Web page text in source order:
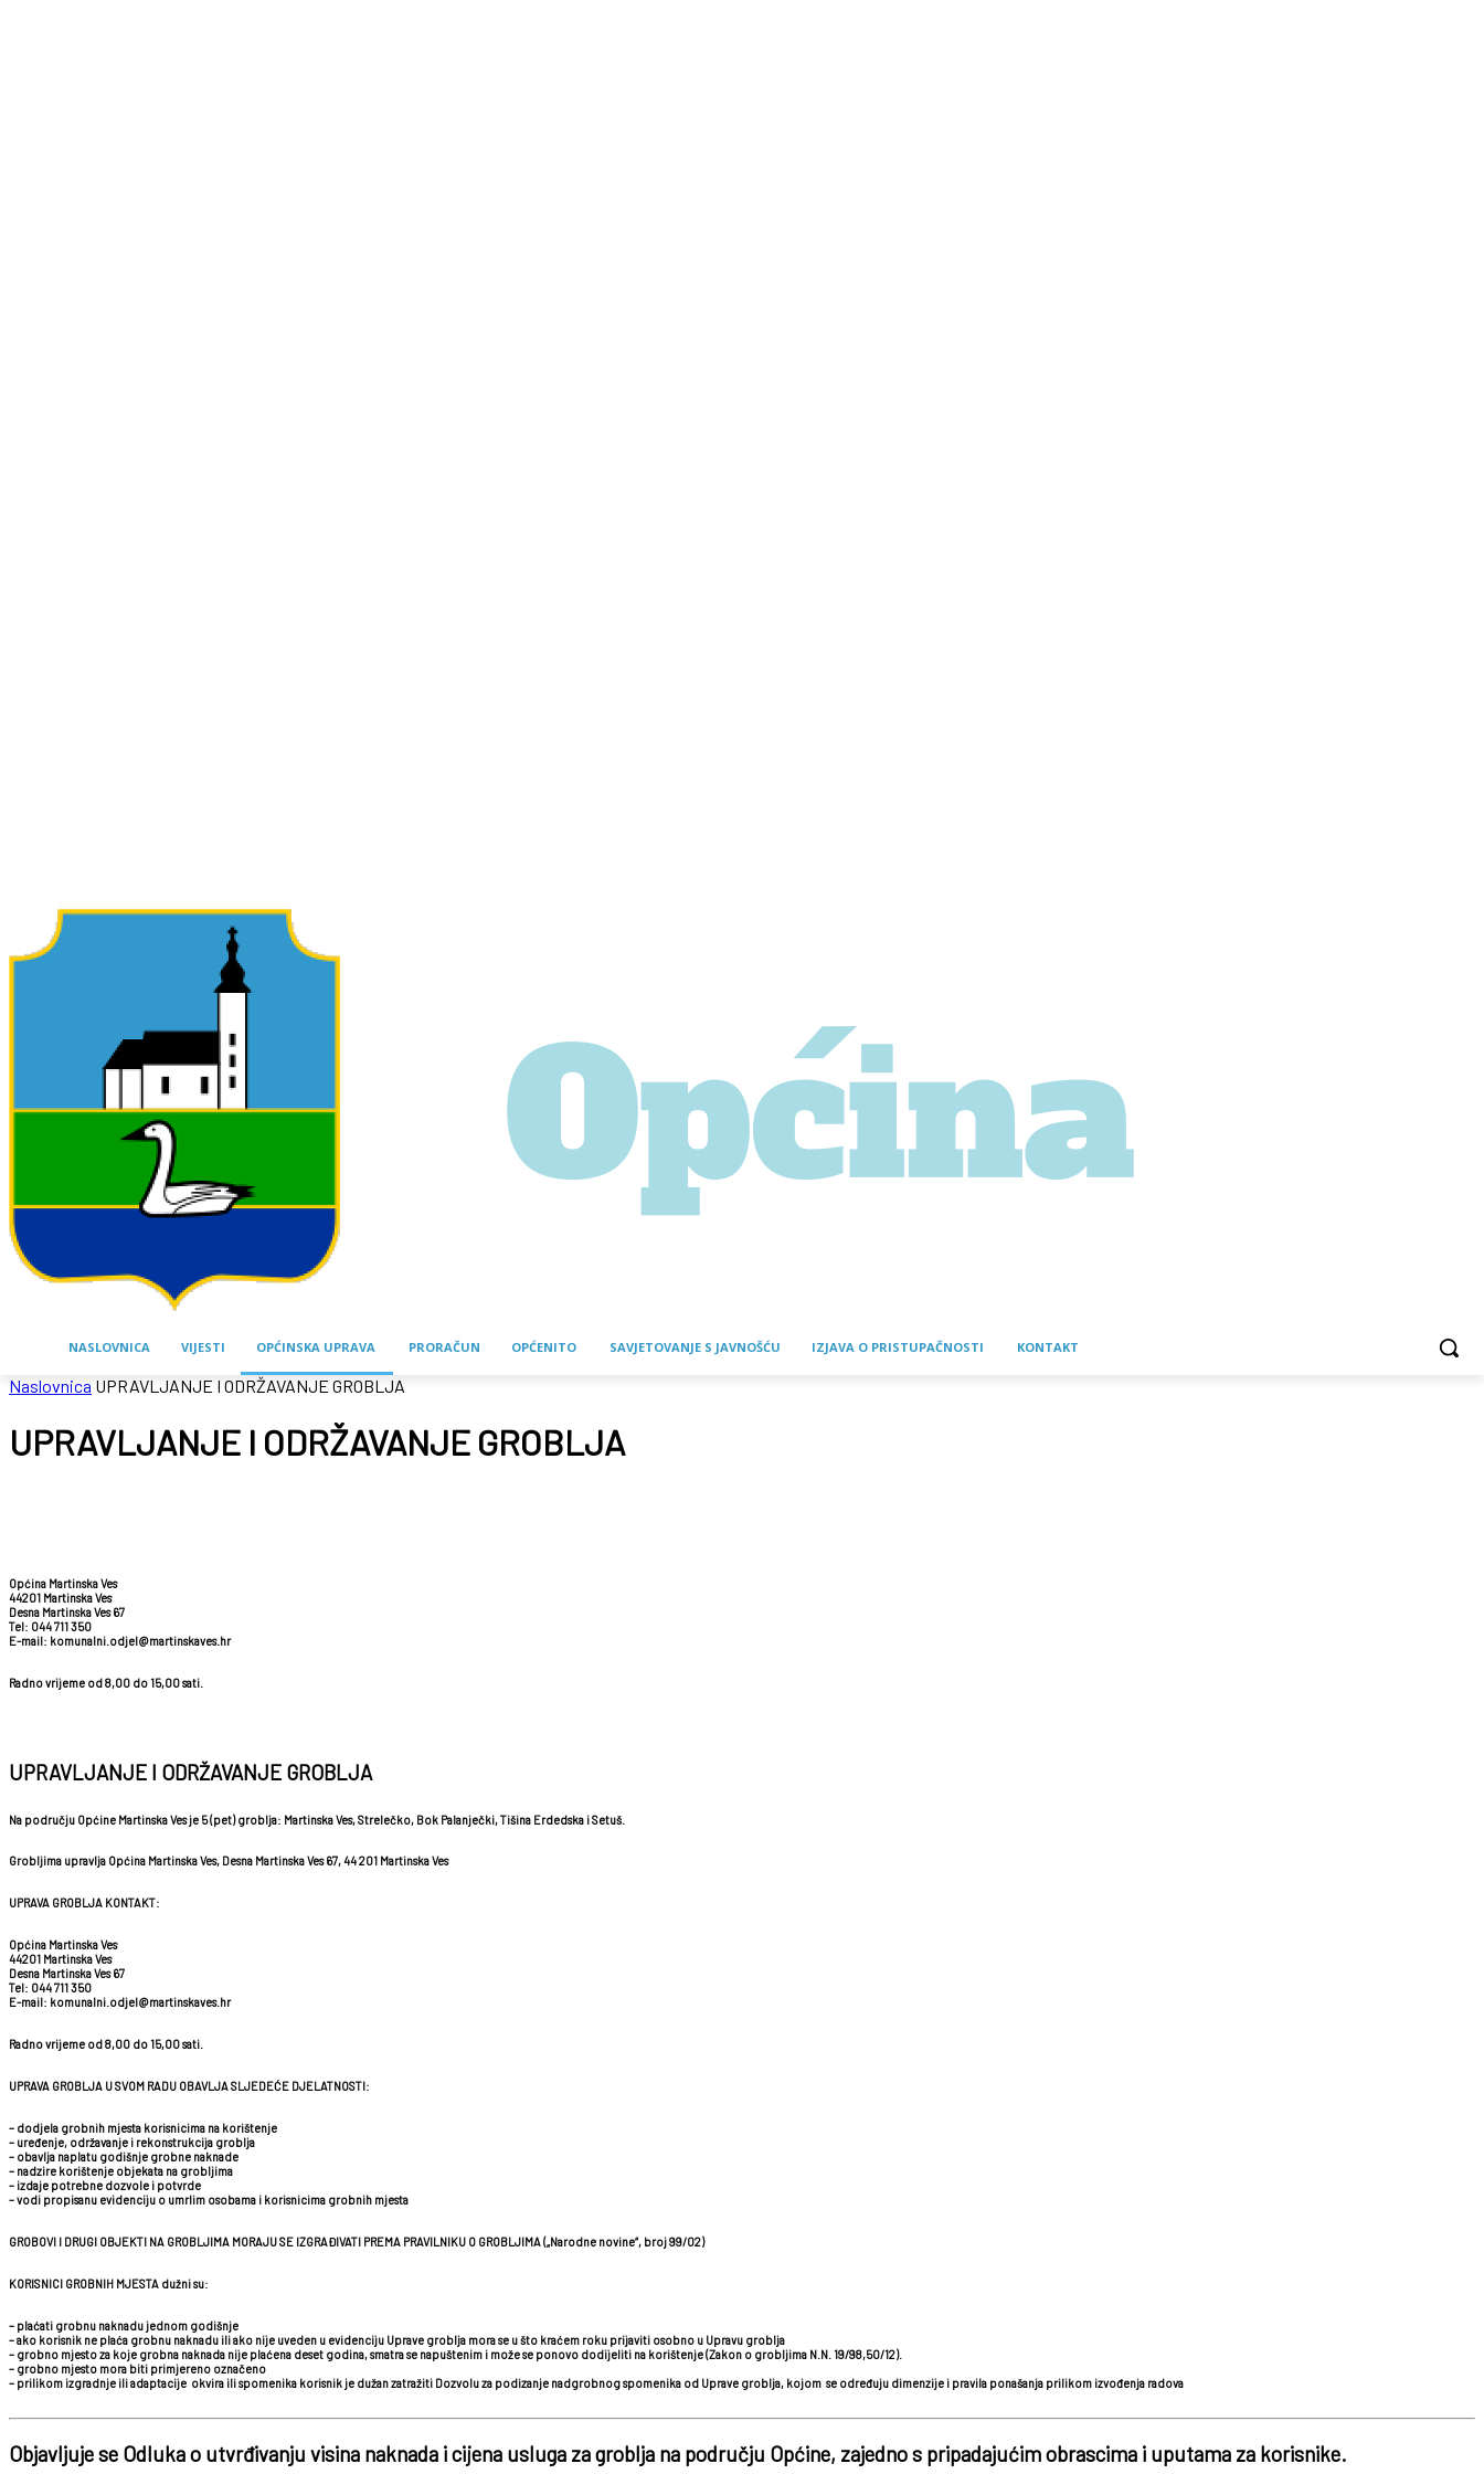
NASLOVNICA VIJESTI OPĆINSKA UPRAVA PRORAČUN OPĆENITO SAVJETOVANJE S JAVNOŠĆU IZJAVA O PRISTUPAČNOSTI KONTAKT
Naslovnica UPRAVLJANJE I ODRŽAVANJE GROBLJA
UPRAVLJANJE I ODRŽAVANJE GROBLJA
Općina Martinska Ves
44201 Martinska Ves
Desna Martinska Ves 67
Tel: 044 711 350
E-mail: komunalni.odjel@martinskaves.hr
Radno vrijeme od 8,00 do 15,00 sati.
UPRAVLJANJE I ODRŽAVANJE GROBLJA
Na području Općine Martinska Ves je 5 (pet) groblja: Martinska Ves, Strelečko, Bok Palanječki, Tišina Erdedska i Setuš.
Grobljima upravlja Općina Martinska Ves, Desna Martinska Ves 67, 44 201 Martinska Ves
UPRAVA GROBLJA KONTAKT:
Općina Martinska Ves
44201 Martinska Ves
Desna Martinska Ves 67
Tel: 044 711 350
E-mail: komunalni.odjel@martinskaves.hr
Radno vrijeme od 8,00 do 15,00 sati.
UPRAVA GROBLJA U SVOM RADU OBAVLJA SLJEDEĆE DJELATNOSTI:
– dodjela grobnih mjesta korisnicima na korištenje
– uređenje, održavanje i rekonstrukcija groblja
– obavlja naplatu godišnje grobne naknade
– nadzire korištenje objekata na grobljima
– izdaje potrebne dozvole i potvrde
– vodi propisanu evidenciju o umrlim osobama i korisnicima grobnih mjesta
GROBOVI I DRUGI OBJEKTI NA GROBLJIMA MORAJU SE IZGRAĐIVATI PREMA PRAVILNIKU O GROBLJIMA („Narodne novine“, broj 99/02)
KORISNICI GROBNIH MJESTA dužni su:
– plaćati grobnu naknadu jednom godišnje
– ako korisnik ne plaća grobnu naknadu ili ako nije uveden u evidenciju Uprave groblja mora se u što kraćem roku prijaviti osobno u Upravu groblja
– grobno mjesto za koje grobna naknada nije plaćena deset godina, smatra se napuštenim i može se ponovo dodijeliti na korištenje (Zakon o grobljima N.N. 19/98,50/12).
– grobno mjesto mora biti primjereno označeno
– prilikom izgradnje ili adaptacije okvira ili spomenika korisnik je dužan zatražiti Dozvolu za podizanje nadgrobnog spomenika od Uprave groblja, kojom se određuju dimenzije i pravila ponašanja prilikom izvođenja radova
Objavljuje se Odluka o utvrđivanju visina naknada i cijena usluga za groblja na području Općine, zajedno s pripadajućim obrascima i uputama za korisnike.